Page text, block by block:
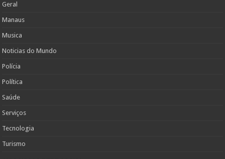
Geral
Manaus
Musica
Noticias do Mundo
Polícia
Política
Saúde
Serviços
Tecnologia
Turismo